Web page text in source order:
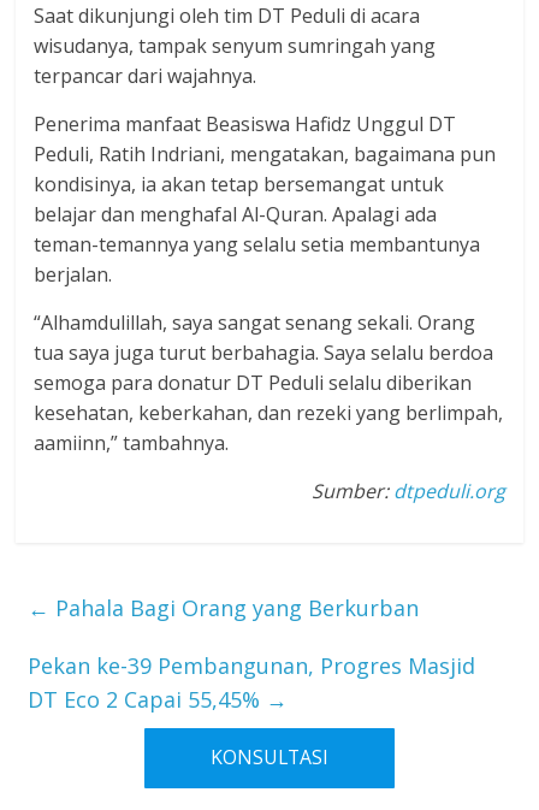
Saat dikunjungi oleh tim DT Peduli di acara
wisudanya, tampak senyum sumringah yang
terpancar dari wajahnya.
Penerima manfaat Beasiswa Hafidz Unggul DT
Peduli, Ratih Indriani, mengatakan, bagaimana pun
kondisinya, ia akan tetap bersemangat untuk
belajar dan menghafal Al-Quran. Apalagi ada
teman-temannya yang selalu setia membantunya
berjalan.
“Alhamdulillah, saya sangat senang sekali. Orang
tua saya juga turut berbahagia. Saya selalu berdoa
semoga para donatur DT Peduli selalu diberikan
kesehatan, keberkahan, dan rezeki yang berlimpah,
aamiinn,” tambahnya.
Sumber:dtpeduli.org
← Pahala Bagi Orang yang Berkurban
Pekan ke-39 Pembangunan, Progres Masjid
DT Eco 2 Capai 55,45% →
KONSULTASI